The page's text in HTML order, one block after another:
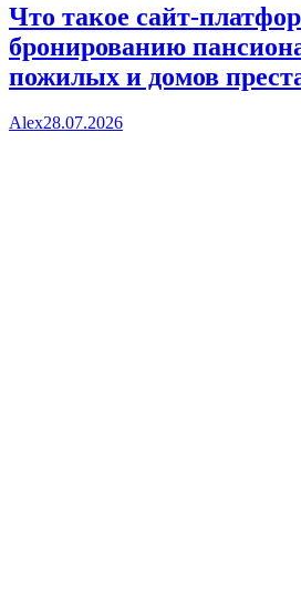
Что такое сайт-
бронированию
пожилых и домов
Alex28.07.2026